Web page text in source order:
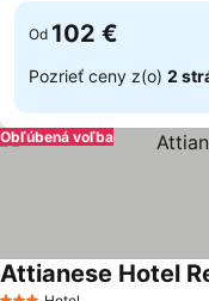
Od 102 €
Pozrieť ceny z(o) 2
Obľúbená voľba
Attianese Hotel